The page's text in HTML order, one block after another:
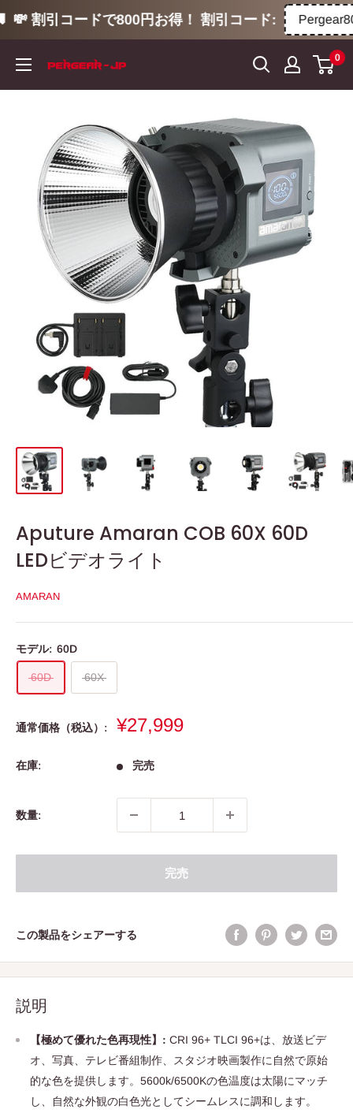
💸 割引コードで800円お得！ 割引コード: Pergear800
テ
0
Aputure Amaran COB 60X 60D
LEDビデオライト
AMARAN
モデル: 60D
60D 60X
通常価格（税込）:
販
価
¥27,999
在庫: 完売
数量:
完売
この製品をシェアーする
説明
【極めて優れた色再現性】: CRI 96+ TLCI 96+は、放送ビデ
オ、写真、テレビ番組制作、スタジオ映画製作に自然で原始
的な色を提供します。5600k/6500Kの色温度は太陽にマッチ
し、自然な外観の白色光としてシームレスに調和します。